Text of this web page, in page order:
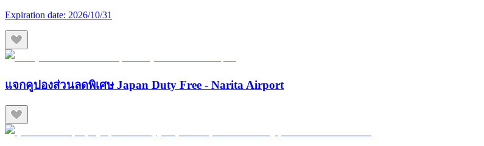
Expiration date: 2026/10/31
แจกคูปองส่วนลดพิเศษ Japan Duty Free - Narita Airport